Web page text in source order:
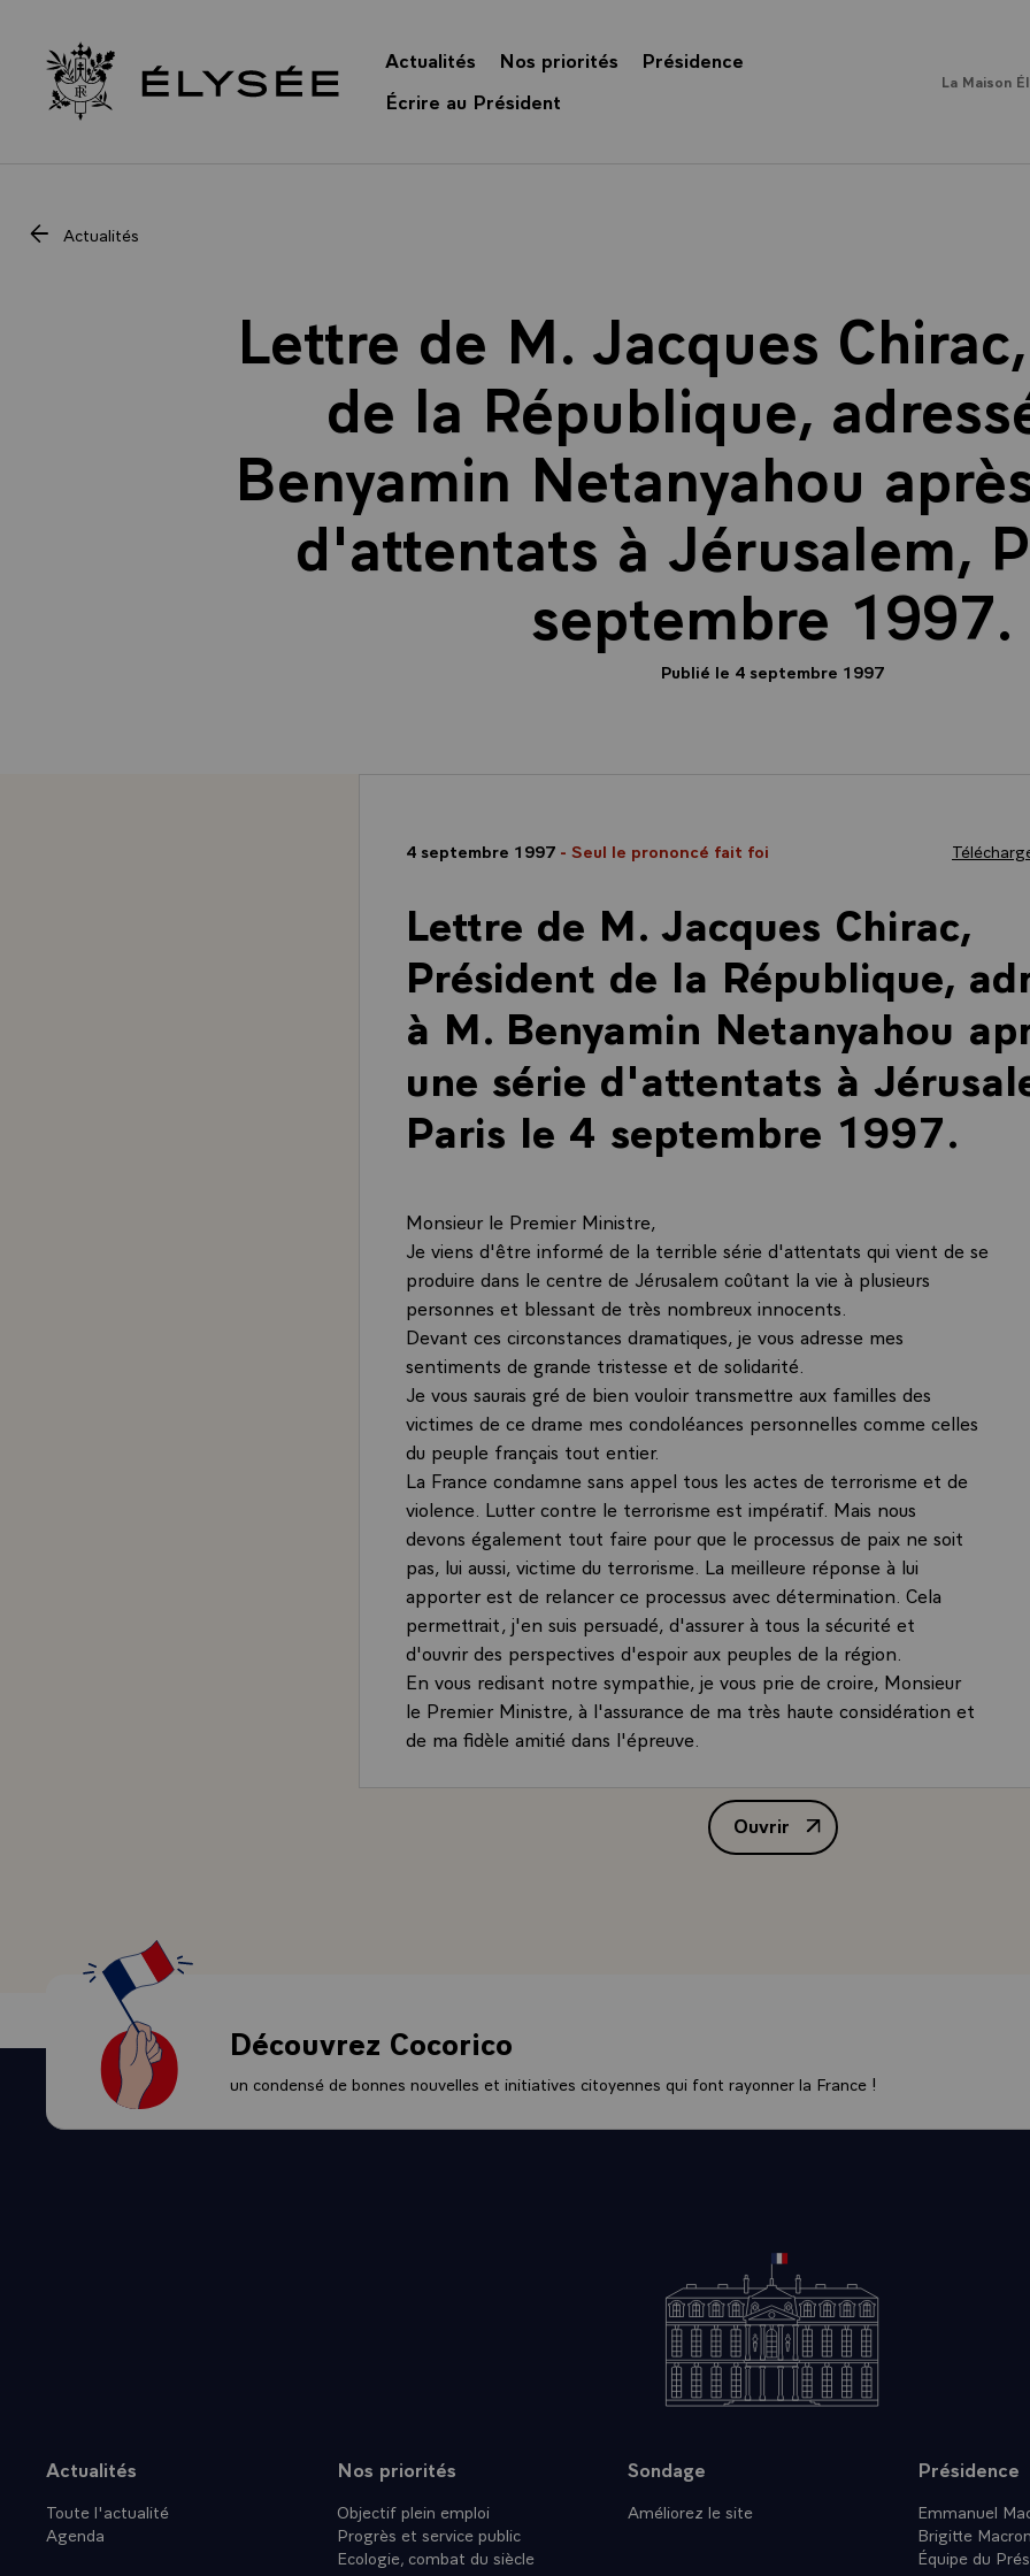
Retour à l’accueil Élysée
Actualités Nos priorités
Présidence
Écrire au Président
La Maison
Actualités
Lettre de M. Jacques
de la République,
Benyamin Netanyahou
d'attentats à Jérusalem,
septembre 1997.
Publié le 4 septembre 1997
4 septembre 1997 - Seul le prononcé fait foi
Lettre de M. Jacques Chirac,
Président de la République,
à M. Benyamin Netanyahou
une série d'attentats à
Paris le 4 septembre 1997.
Monsieur le Premier Ministre,
Je viens d'être informé de la terrible série d'attentats qui vient de se
produire dans le centre de Jérusalem coûtant la vie à plusieurs
personnes et blessant de très nombreux innocents.
Devant ces circonstances dramatiques, je vous adresse mes
sentiments de grande tristesse et de solidarité.
Je vous saurais gré de bien vouloir transmettre aux familles des
victimes de ce drame mes condoléances personnelles comme celles
du peuple français tout entier.
La France condamne sans appel tous les actes de terrorisme et de
violence. Lutter contre le terrorisme est impératif. Mais nous
devons également tout faire pour que le processus de paix ne soit
pas, lui aussi, victime du terrorisme. La meilleure réponse à lui
apporter est de relancer ce processus avec détermination. Cela
permettrait, j'en suis persuadé, d'assurer à tous la sécurité et
d'ouvrir des perspectives d'espoir aux peuples de la région.
En vous redisant notre sympathie, je vous prie de croire, Monsieur
le Premier Ministre, à l'assurance de ma très haute considération et
de ma fidèle amitié dans l'épreuve.
Ouvrir
Lettre de M. Jacques Chirac,
Découvrez Cocorico
un condensé de bonnes nouvelles et initiatives citoyennes qui font rayonner la France !
Plan du site
Actualités
Toute l'actualité
Agenda
Nos priorités
Objectif plein emploi
Progrès et service public
Ecologie, combat du siècle
Sondage
Améliorez le site
Présidence
Emmanuel
Brigitte
Équipe du